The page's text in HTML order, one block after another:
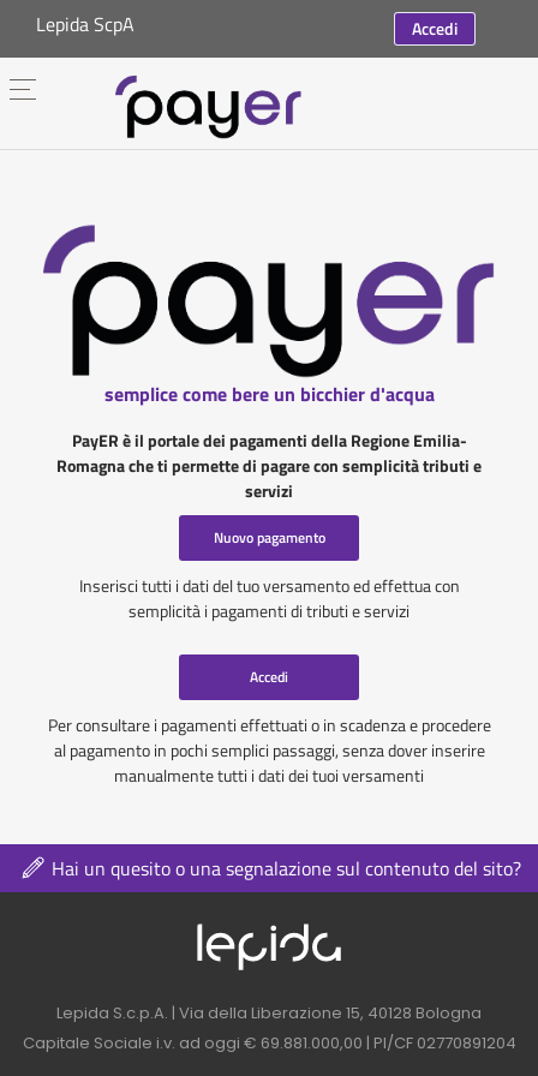
Lepida ScpA Accedi
semplice come bere un bicchier d'acqua
PayER è il portale dei pagamenti della Regione Emilia-
Romagna che ti permette di pagare con semplicità tributi e
servizi
Nuovo pagamento
Inserisci tutti i dati del tuo versamento ed effettua con
semplicità i pagamenti di tributi e servizi
Accedi
Per consultare i pagamenti effettuati o in scadenza e procedere
al pagamento in pochi semplici passaggi, senza dover inserire
manualmente tutti i dati dei tuoi versamenti
Hai un quesito o una segnalazione sul contenuto del sito?
Logo azienda nel
Contatti azienda nel footer
Lepida S.c.p.A. | Via della Liberazione 15, 40128 Bologna
Capitale Sociale i.v. ad oggi € 69.881.000,00 | PI/CF 02770891204